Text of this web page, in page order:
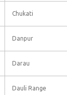
Chukati
Danpur
Darau
Dauli Range